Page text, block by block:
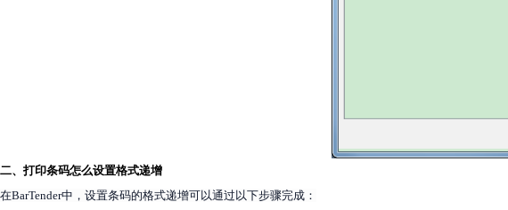
二、打印条码怎么设置格式递增
在BarTender中，设置条码的格式递增可以通过以下步骤完成：